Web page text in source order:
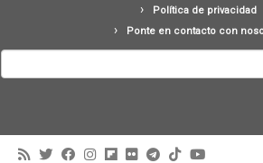
Política de privacidad
Ponte en contacto con